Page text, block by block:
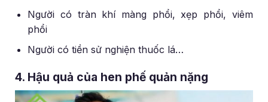
Người có tràn khí màng phổi, xẹp phổi, viêm
phổi
Người có tiền sử nghiện thuốc lá…
4. Hậu quả của hen phế quản nặng